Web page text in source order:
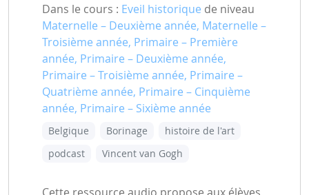
Dans le cours : Eveil historique de niveau
Maternelle – Deuxième année, Maternelle –
Troisième année, Primaire – Première
année, Primaire – Deuxième année,
Primaire – Troisième année, Primaire –
Quatrième année, Primaire – Cinquième
année, Primaire – Sixième année
Belgique Borinage
histoire de l'art
podcast
Vincent van Gogh
Cette ressource audio propose aux élèves